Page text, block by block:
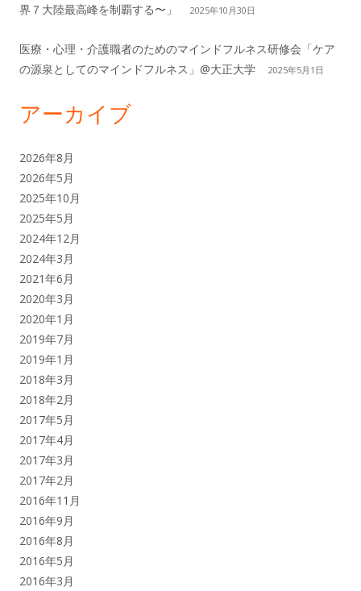
界７大陸最高峰を制覇する〜」
2025年10月30日
医療・心理・介護職者のためのマインドフルネス研修会「ケア
の源泉としてのマインドフルネス」@大正大学
2025年5月1日
アーカイブ
2026年8月
2026年5月
2025年10月
2025年5月
2024年12月
2024年3月
2021年6月
2020年3月
2020年1月
2019年7月
2019年1月
2018年3月
2018年2月
2017年5月
2017年4月
2017年3月
2017年2月
2016年11月
2016年9月
2016年8月
2016年5月
2016年3月